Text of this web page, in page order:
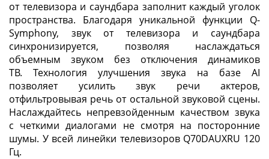
от телевизора и саундбара заполнит каждый уголок
пространства. ‏Благодаря уникальной функции Q-
Symphony, звук от телевизора и саундбара
синхронизируется, позволяя наслаждаться
объемным звуком без отключения динамиков
ТВ. Технология улучшения звука на базе AI
позволяет усилить звук речи актеров,
отфильтровывая речь от остальной звуковой сцены.
Наслаждайтесь непревзойденным качеством звука
с четкими диалогами не смотря на посторонние
шумы. У всей линейки телевизоров Q70DAUXRU 120
Гц.